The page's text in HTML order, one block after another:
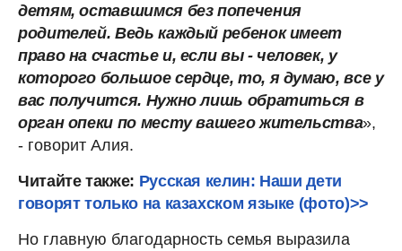
детям, оставшимся без попечения
родителей. Ведь каждый ребенок имеет
право на счастье и, если вы - человек, у
которого большое сердце, то, я думаю, все у
вас получится. Нужно лишь обратиться в
орган опеки по месту вашего жительства»,
- говорит Алия.
Читайте также: Русская келин: Наши дети
говорят только на казахском языке (фото)>>
Но главную благодарность семья выразила